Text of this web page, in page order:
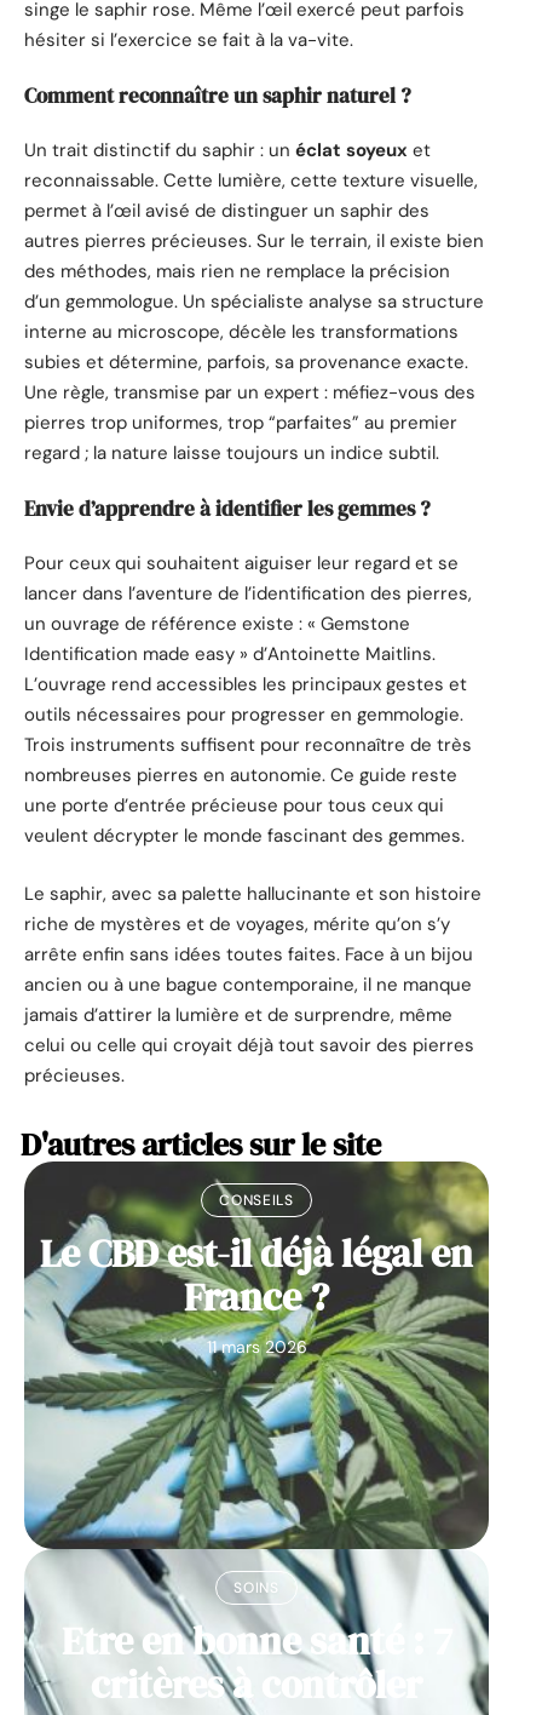
singe le saphir rose. Même l’œil exercé peut parfois
hésiter si l’exercice se fait à la va-vite.
Comment reconnaître un saphir naturel ?
Un trait distinctif du saphir : un éclat soyeux et
reconnaissable. Cette lumière, cette texture visuelle,
permet à l’œil avisé de distinguer un saphir des
autres pierres précieuses. Sur le terrain, il existe bien
des méthodes, mais rien ne remplace la précision
d’un gemmologue. Un spécialiste analyse sa structure
interne au microscope, décèle les transformations
subies et détermine, parfois, sa provenance exacte.
Une règle, transmise par un expert : méfiez-vous des
pierres trop uniformes, trop “parfaites” au premier
regard ; la nature laisse toujours un indice subtil.
Envie d’apprendre à identifier les gemmes ?
Pour ceux qui souhaitent aiguiser leur regard et se
lancer dans l’aventure de l’identification des pierres,
un ouvrage de référence existe : « Gemstone
Identification made easy » d’Antoinette Maitlins.
L’ouvrage rend accessibles les principaux gestes et
outils nécessaires pour progresser en gemmologie.
Trois instruments suffisent pour reconnaître de très
nombreuses pierres en autonomie. Ce guide reste
une porte d’entrée précieuse pour tous ceux qui
veulent décrypter le monde fascinant des gemmes.
Le saphir, avec sa palette hallucinante et son histoire
riche de mystères et de voyages, mérite qu’on s’y
arrête enfin sans idées toutes faites. Face à un bijou
ancien ou à une bague contemporaine, il ne manque
jamais d’attirer la lumière et de surprendre, même
celui ou celle qui croyait déjà tout savoir des pierres
précieuses.
D'autres articles sur le site
CONSEILS
Le CBD est-il déjà légal en
France ?
11 mars 2026
SOINS
Etre en bonne santé : 7
critères à contrôler